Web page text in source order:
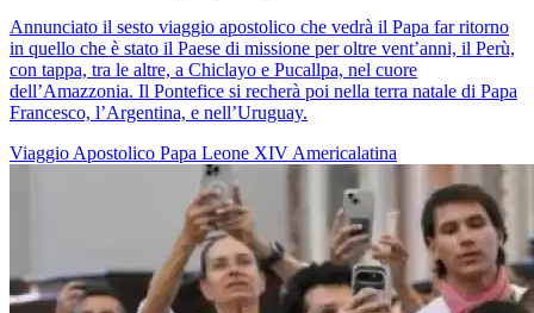
Annunciato il sesto viaggio apostolico che vedrà il Papa far ritorno
in quello che è stato il Paese di missione per oltre vent’anni, il Perù,
con tappa, tra le altre, a Chiclayo e Pucallpa, nel cuore
dell’Amazzonia. Il Pontefice si recherà poi nella terra natale di Papa
Francesco, l’Argentina, e nell’Uruguay.
Viaggio Apostolico Papa Leone XIV Americalatina